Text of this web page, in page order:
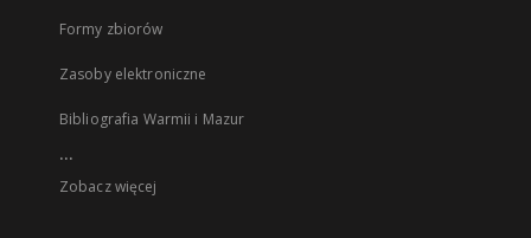
Formy zbiorów
Zasoby elektroniczne
Bibliografia Warmii i Mazur
...
Zobacz więcej